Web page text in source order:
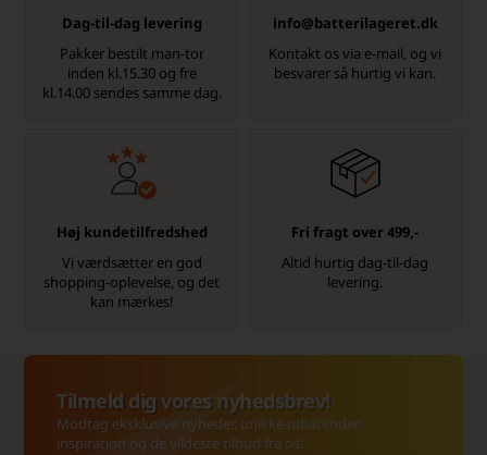
Dag-til-dag levering
Pakker bestilt man-tor
inden kl.15.30 og fre
kl.14.00 sendes samme dag.
info@batterilageret.dk
Kontakt os via e-mail, og vi
besvarer så hurtig vi kan.
Høj kundetilfredshed
Vi værdsætter en god
shopping-oplevelse, og det
kan mærkes!
Fri fragt over 499,-
Altid hurtig dag-til-dag
levering.
Tilmeld dig vores nyhedsbrev!
Modtag eksklusive nyheder, unikke rabatkoder,
inspiration og de vildeste tilbud fra os!